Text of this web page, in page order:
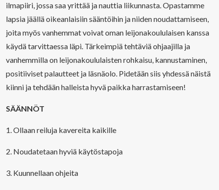
ilmapiiri, jossa saa yrittää ja nauttia liikunnasta. Opastamme
lapsia jäällä oikeanlaisiin sääntöihin ja niiden noudattamiseen,
joita myös vanhemmat voivat oman leijonakoululaisen kanssa
käydä tarvittaessa läpi. Tärkeimpiä tehtäviä ohjaajilla ja
vanhemmilla on leijonakoululaisten rohkaisu, kannustaminen,
positiiviset palautteet ja läsnäolo. Pidetään siis yhdessä näistä
kiinni ja tehdään halleista hyvä paikka harrastamiseen!
SÄÄNNÖT
1. Ollaan reiluja kavereita kaikille
2. Noudatetaan hyviä käytöstapoja
3. Kuunnellaan ohjeita